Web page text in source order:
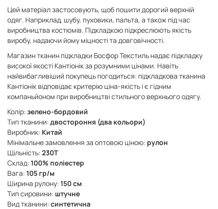
Цей матеріал застосовують, щоб пошити дорогий верхній
одяг. Наприклад, шубу, пуховики, пальта, а також під час
виробництва костюмів. Підкладкою підкреслюють якість
виробу, надаючи йому міцності та довговічності.
Магазин тканин підкладки Босфор Текстиль надає підкладку
високої якості Кантіонік за розумними цінами. Навіть
найвибагливіший покупець погодиться: підкладкова тканина
Кантіонік відповідає критерію ціна-якість і є гідним
компаньйоном при виробництві стильного верхнього одягу.
Колір: зелено-бордовий
Тип тканини: двостороння (два кольори)
Виробник: Китай
Мінімальне замовлення за оптовою ціною: рулон
Щільність: 230Т
Склад: 100% поліестер
Вага: 105 гр/м
Ширина рулону: 150 см
Тип сировини: штучне
Вид тканини: синтетична